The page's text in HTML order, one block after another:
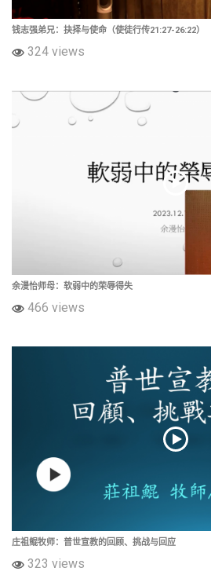
钱志强弟兄：抉择与使命（使徒行传21:27-26:22）
324 views
余漫怡师母：软弱中的荣辱得失
466 views
庄祖鲲牧师：普世宣教的回顾、挑战与回应
323 views